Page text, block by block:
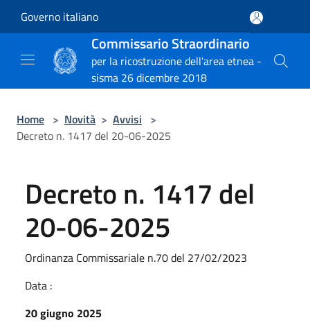
Governo italiano
Commissario Straordinario
per la ricostruzione dell'area etnea -
sisma 26 dicembre 2018
Home > Novità > Avvisi >
Decreto n. 1417 del 20-06-2025
Decreto n. 1417 del
20-06-2025
Ordinanza Commissariale n.70 del 27/02/2023
Data :
20 giugno 2025